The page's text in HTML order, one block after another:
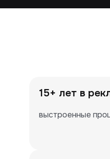
15+ лет в
выстроенные